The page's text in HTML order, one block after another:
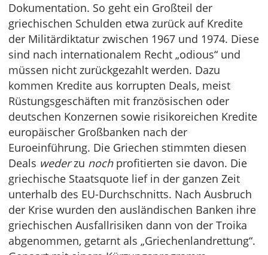
Dokumentation. So geht ein Großteil der
griechischen Schulden etwa zurück auf Kredite
der Militärdiktatur zwischen 1967 und 1974. Diese
sind nach internationalem Recht „odious“ und
müssen nicht zurückgezahlt werden. Dazu
kommen Kredite aus korrupten Deals, meist
Rüstungsgeschäften mit französischen oder
deutschen Konzernen sowie risikoreichen Kredite
europäischer Großbanken nach der
Euroeinführung. Die Griechen stimmten diesen
Deals wederzu nochprofitierten sie davon. Die
griechische Staatsquote lief in der ganzen Zeit
unterhalb des EU-Durchschnitts. Nach Ausbruch
der Krise wurden den ausländischen Banken ihre
griechischen Ausfallrisiken dann von der Troika
abgenommen, getarnt als „Griechenlandrettung“.